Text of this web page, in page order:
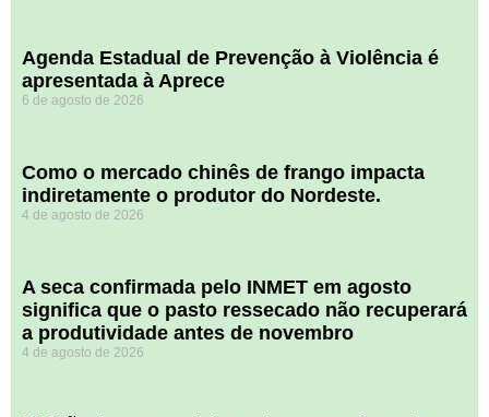
Agenda Estadual de Prevenção à Violência é
apresentada à Aprece
6 de agosto de 2026
​Como o mercado chinês de frango impacta
indiretamente o produtor do Nordeste.
4 de agosto de 2026
A seca confirmada pelo INMET em agosto
significa que o pasto ressecado não recuperará
a produtividade antes de novembro
4 de agosto de 2026